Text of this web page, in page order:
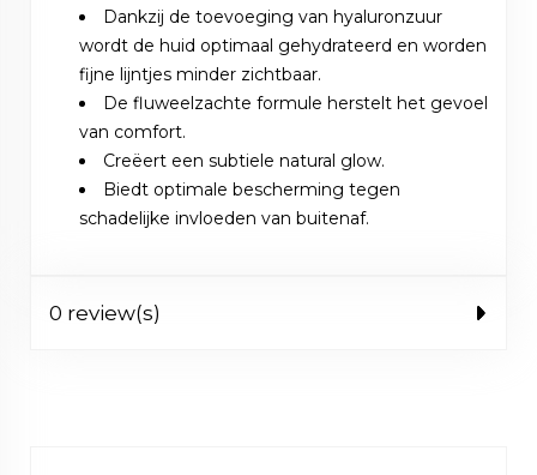
Dankzij de toevoeging van hyaluronzuur
wordt de huid optimaal gehydrateerd en worden
fijne lijntjes minder zichtbaar.
De fluweelzachte formule herstelt het gevoel
van comfort.
Creëert een subtiele natural glow.
Biedt optimale bescherming tegen
schadelijke invloeden van buitenaf.
0 review(s)